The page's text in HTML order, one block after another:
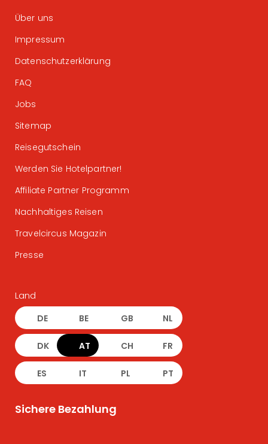
Über uns
Impressum
Datenschutzerklärung
FAQ
Jobs
Sitemap
Reisegutschein
Werden Sie Hotelpartner!
Affiliate Partner Programm
Nachhaltiges Reisen
Travelcircus Magazin
Presse
Land
DE BE GB NL
DK AT CH FR
ES IT PL PT
Sichere Bezahlung